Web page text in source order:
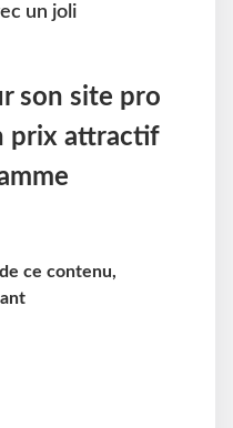
un joli
son site pro
prix attractif
ce contenu,